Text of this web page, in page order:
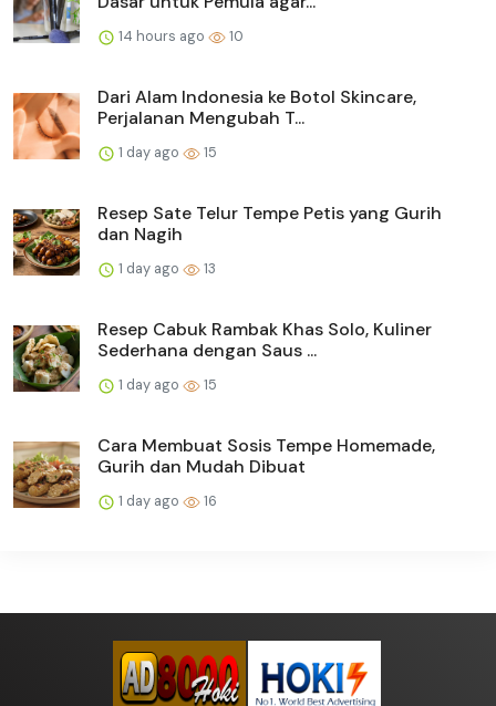
14 hours ago 10
Dari Alam Indonesia ke Botol Skincare,
Perjalanan Mengubah T...
1 day ago 15
Resep Sate Telur Tempe Petis yang Gurih
dan Nagih
1 day ago 13
Resep Cabuk Rambak Khas Solo, Kuliner
Sederhana dengan Saus ...
1 day ago 15
Cara Membuat Sosis Tempe Homemade,
Gurih dan Mudah Dibuat
1 day ago 16